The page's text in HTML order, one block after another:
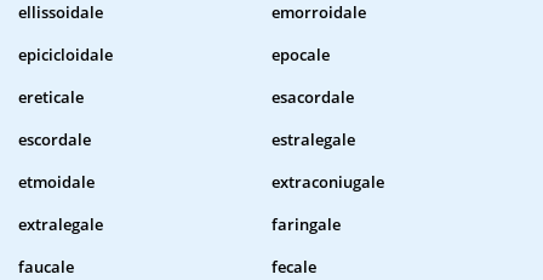
ellissoidale
emorroidale
epicicloidale
epocale
ereticale
esacordale
escordale
estralegale
etmoidale
extraconiugale
extralegale
faringale
faucale
fecale